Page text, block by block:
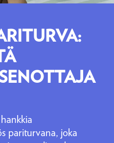
pariturvana, joka